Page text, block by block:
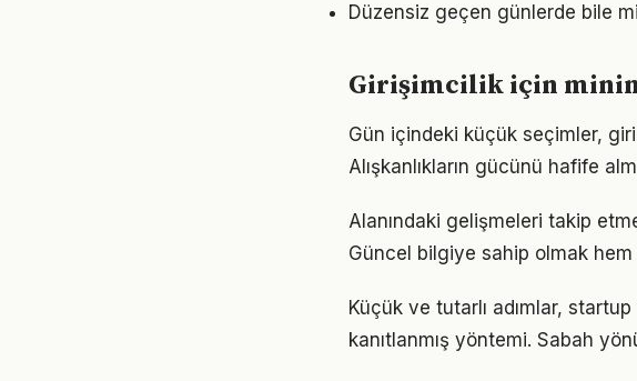
Düzensiz geçen günlerde bile
Girişimcilik için
Gün içindeki küçük seçimler,
Alışkanlıkların gücünü hafife
Alanındaki gelişmeleri takip
Güncel bilgiye sahip olmak hem
Küçük ve tutarlı adımlar,
kanıtlanmış yöntemi. Sabah